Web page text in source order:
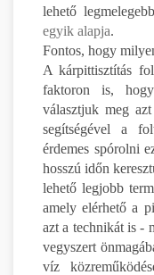
lehető
egyik alapja.
Fontos, hogy
A kárpittisztítás
faktoron is,
választjuk meg
segítségével a
érdemes spórolni
hosszú időn
lehető legjobb
amely elérhető a
azt a technikát is -
vegyszert
víz